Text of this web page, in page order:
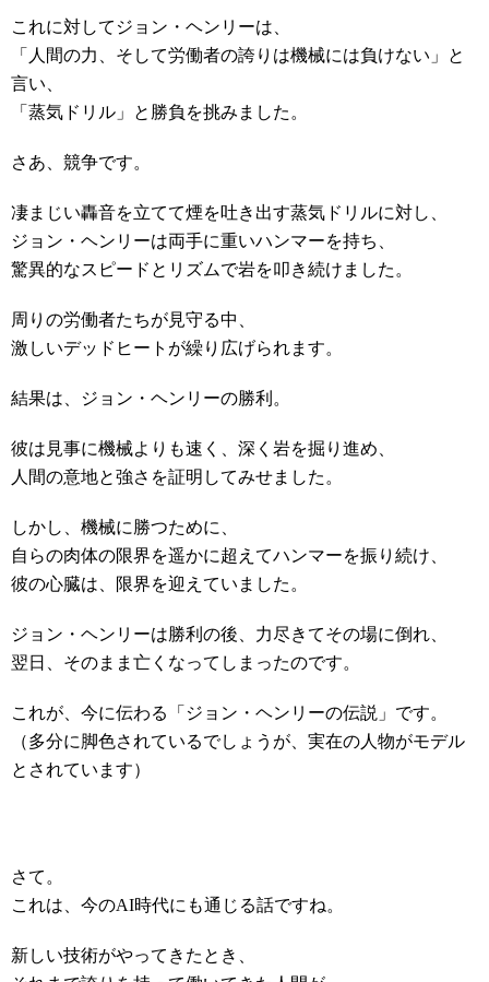
これに対してジョン・ヘンリーは、
「人間の力、そして労働者の誇りは機械には負けない」と
言い、
「蒸気ドリル」と勝負を挑みました。
さあ、競争です。
凄まじい轟音を立てて煙を吐き出す蒸気ドリルに対し、
ジョン・ヘンリーは両手に重いハンマーを持ち、
驚異的なスピードとリズムで岩を叩き続けました。
周りの労働者たちが見守る中、
激しいデッドヒートが繰り広げられます。
結果は、ジョン・ヘンリーの勝利。
彼は見事に機械よりも速く、深く岩を掘り進め、
人間の意地と強さを証明してみせました。
しかし、機械に勝つために、
自らの肉体の限界を遥かに超えてハンマーを振り続け、
彼の心臓は、限界を迎えていました。
ジョン・ヘンリーは勝利の後、力尽きてその場に倒れ、
翌日、そのまま亡くなってしまったのです。
これが、今に伝わる「ジョン・ヘンリーの伝説」です。
（多分に脚色されているでしょうが、実在の人物がモデル
とされています）
さて。
これは、今のAI時代にも通じる話ですね。
新しい技術がやってきたとき、